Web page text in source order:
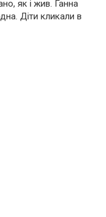
як і жив. Ганна
Діти кликали в